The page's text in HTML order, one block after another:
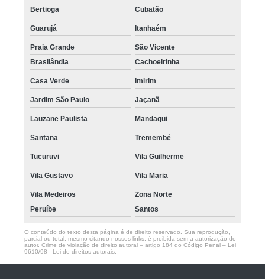
Bertioga
Cubatão
Guarujá Itanhaém
Praia Grande
São Vicente
Brasilândia
Cachoeirinha
Casa Verde Imirim
Jardim São Paulo Jaçanã
Lauzane Paulista Mandaqui
Santana Tremembé
Tucuruvi Vila Guilherme
Vila Gustavo Vila Maria
Vila Medeiros
Zona Norte
Peruíbe
Santos
O conteúdo do texto desta página é de direito reservado. Sua reprodução,
parcial ou total, mesmo citando nossos links, é proibida sem a autorização do
autor. Crime de violação de direito autoral – artigo 184 do Código Penal – Lei
9610/98 - Lei de direitos autorais